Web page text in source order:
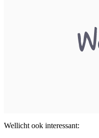
Wellicht ook interessant: